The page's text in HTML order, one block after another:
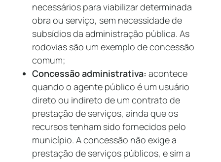
necessários para viabilizar determinada
obra ou serviço, sem necessidade de
subsídios da administração pública. As
rodovias são um exemplo de concessão
comum;
Concessão administrativa: acontece
quando o agente público é um usuário
direto ou indireto de um contrato de
prestação de serviços, ainda que os
recursos tenham sido fornecidos pelo
município. A concessão não exige a
prestação de serviços públicos, e sim a